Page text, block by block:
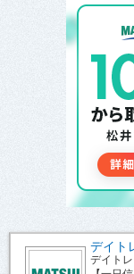
デイト
デイト